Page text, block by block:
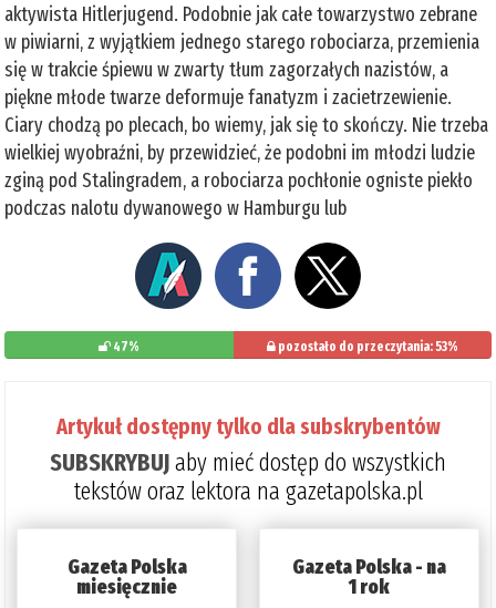
aktywista Hitlerjugend. Podobnie jak całe towarzystwo zebrane
w piwiarni, z wyjątkiem jednego starego robociarza, przemienia
się w trakcie śpiewu w zwarty tłum zagorzałych nazistów, a
piękne młode twarze deformuje fanatyzm i zacietrzewienie.
Ciary chodzą po plecach, bo wiemy, jak się to skończy. Nie trzeba
wielkiej wyobraźni, by przewidzieć, że podobni im młodzi ludzie
zginą pod Stalingradem, a robociarza pochłonie ogniste piekło
podczas nalotu dywanowego w Hamburgu lub
47% pozostało do przeczytania: 53%
Artykuł dostępny tylko dla subskrybentów
SUBSKRYBUJaby mieć dostęp do wszystkich
tekstów oraz lektora na gazetapolska.pl
Gazeta Polska
miesięcznie
Gazeta Polska - na
1 rok